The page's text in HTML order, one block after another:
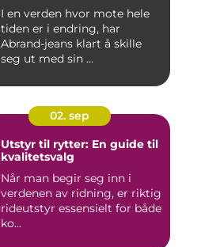
I en verden hvor mote hele
tiden er i endring, har
Abrand-jeans klart å skille
seg ut med sin ...
02. sep
Utstyr til rytter: En guide til
kvalitetsvalg
Når man begir seg inn i
verdenen av ridning, er riktig
rideutstyr essensielt for både
ko...